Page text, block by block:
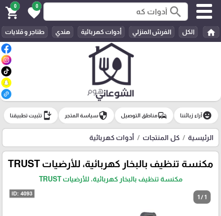
search
0
favorite
0
shopping_cart
home الكل الفرش المنزلي أدوات كهربائية هندي طناجر و قلايات
emoji_emotionsآراء زبائننا commuteمناطق التوصيل securityسياسة المتجر install_mobile تثبيت تطبيقنا
الرئيسية كل المنتجات أدوات كهربائية
مكنسة تنظيف بالبخار كهربائية، للأرضيات TRUST
مكنسة تنظيف بالبخار كهربائية، للأرضيات TRUST
1 / 1